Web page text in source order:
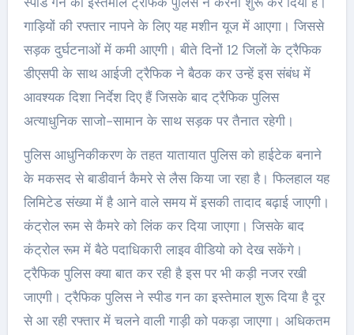
गाड़ियों की रफ्तार नापने के लिए यह मशीन यूज में आएगा। जिससे
सड़क दुर्घटनाओं में कमी आएगी। बीते दिनों 12 जिलों के ट्रैफिक
डीएसपी के साथ आईजी ट्रैफिक ने बैठक कर उन्हें इस संबंध में
आवश्यक दिशा निर्देश दिए हैं जिसके बाद ट्रैफिक पुलिस
अत्याधुनिक साजो-सामान के साथ सड़क पर तैनात रहेगी।
पुलिस आधुनिकीकरण के तहत यातायात पुलिस को हाईटेक बनाने
के मकसद से बाडीवार्न कैमरे से लैस किया जा रहा है। फिलहाल यह
लिमिटेड संख्या में है आने वाले समय में इसकी तादाद बढ़ाई जाएगी।
कंट्रोल रूम से कैमरे को लिंक कर दिया जाएगा। जिसके बाद
कंट्रोल रूम में बैठे पदाधिकारी लाइव वीडियो को देख सकेंगे।
ट्रैफिक पुलिस क्या बात कर रही है इस पर भी कड़ी नजर रखी
जाएगी। ट्रैफिक पुलिस ने स्पीड गन का इस्तेमाल शुरू दिया है दूर
से आ रही रफ्तार में चलने वाली गाड़ी को पकड़ा जाएगा। अधिकतम